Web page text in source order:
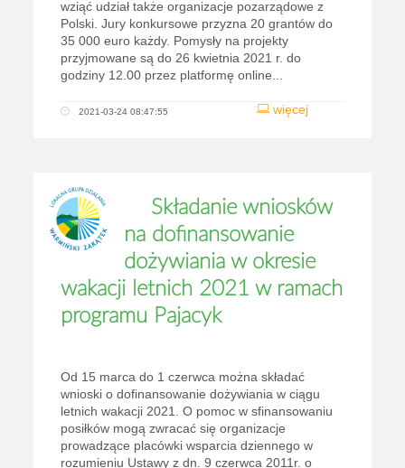
wziąć udział także organizacje pozarządowe z
Polski. Jury konkursowe przyzna 20 grantów do
35 000 euro każdy. Pomysły na projekty
przyjmowane są do 26 kwietnia 2021 r. do
godziny 12.00 przez platformę online...
więcej
2021-03-24 08:47:55
Składanie wniosków
na dofinansowanie
dożywiania w okresie
wakacji letnich 2021 w ramach
programu Pajacyk
Od 15 marca do 1 czerwca można składać
wnioski o dofinansowanie dożywiania w ciągu
letnich wakacji 2021. O pomoc w sfinansowaniu
posiłków mogą zwracać się organizacje
prowadzące placówki wsparcia dziennego w
rozumieniu Ustawy z dn. 9 czerwca 2011r. o